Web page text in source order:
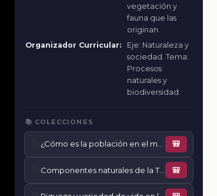
vegetación y
fauna que las
originan.
Organizador Curricular:
Eje: Naturaleza y
sociedad. Tema:
Procesos
naturales y
biodiversidad.
📚 COLECCIONES
¿Cómo es la población en el mundo? 🎒
Componentes naturales de la Tierra 🎒